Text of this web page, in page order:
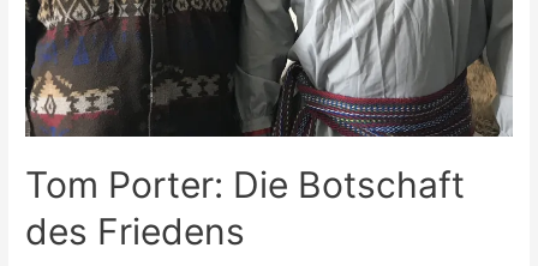
Tom Porter: Die Botschaft
des Friedens